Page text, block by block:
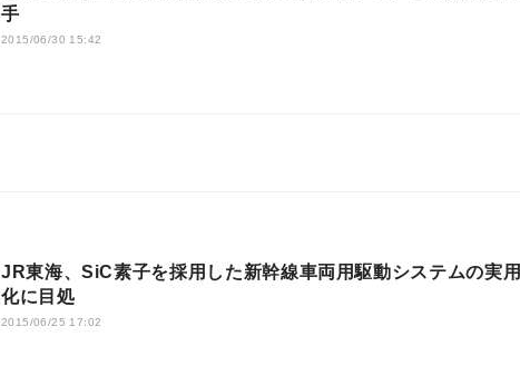
手
2015/06/30 15:42
JR東海、SiC素子を採用した新幹線車両用駆動システムの実用
化に目処
2015/06/25 17:02